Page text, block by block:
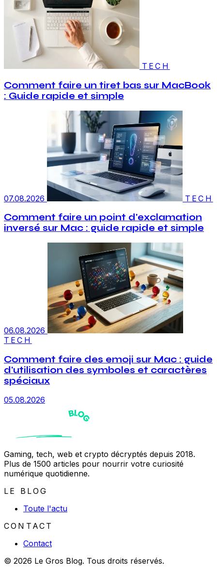
TECH
Comment faire un tiret bas sur MacBook
: Guide rapide et simple
07.08.2026 TECH
Comment faire un point d'exclamation
inversé sur Mac : guide rapide et simple
06.08.2026
TECH
Comment faire des emoji sur Mac : guide
d'utilisation des symboles et caractères
spéciaux
05.08.2026
Gaming, tech, web et crypto décryptés depuis 2018.
Plus de 1500 articles pour nourrir votre curiosité
numérique quotidienne.
LE BLOG
Toute l'actu
CONTACT
Contact
© 2026 Le Gros Blog. Tous droits réservés.